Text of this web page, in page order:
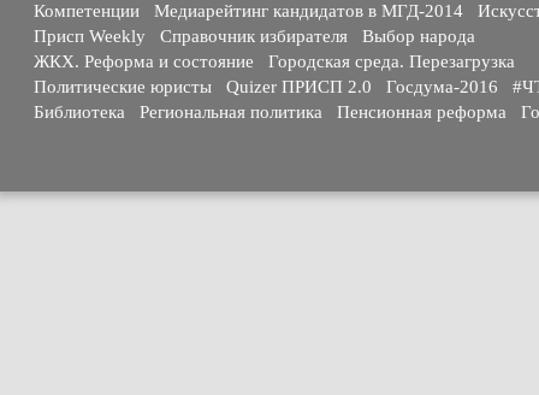
Компетенции
Медиарейтинг кандидатов в МГД-2014
Присп Weekly
Справочник избирателя
Выбор народа
ЖКХ. Реформа и состояние
Городская среда. Перезагрузка
Политические юристы
Quizer ПРИСП 2.0 Госдума-2016
Библиотека
Региональная политика Пенсионная реформа